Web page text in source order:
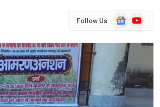
Follow Us
GoogleYouTube